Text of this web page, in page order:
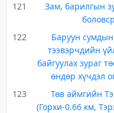
121
Зам, барилгын
122
Баруун
тээвэрчдийн
байгуулах зураг
өндөр хүчдэл
123
Төв аймгийн
(Горхи-0.66 км,